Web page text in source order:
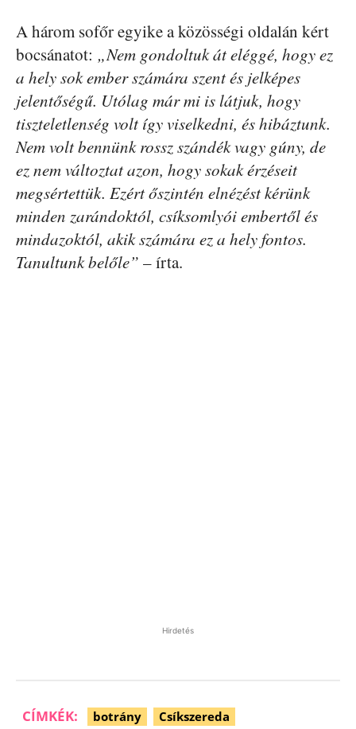
A három sofőr egyike a közösségi oldalán kért
bocsánatot: „Nem gondoltuk át eléggé, hogy ez
a hely sok ember számára szent és jelképes
jelentőségű. Utólag már mi is látjuk, hogy
tiszteletlenség volt így viselkedni, és hibáztunk.
Nem volt bennünk rossz szándék vagy gúny, de
ez nem változtat azon, hogy sokak érzéseit
megsértettük. Ezért őszintén elnézést kérünk
minden zarándoktól, csíksomlyói embertől és
mindazoktól, akik számára ez a hely fontos.
Tanultunk belőle” – írta.
Hirdetés
CÍMKÉK: botrány Csíkszereda